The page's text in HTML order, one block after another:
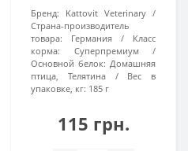
Бренд:
Kattovit Veterinary
Страна-производитель
товара:
Германия
Класс
корма:
Суперпремиум
Основной белок: Домашняя
птица, Телятина
Вес в
упаковке, кг: 185 г
115 грн.